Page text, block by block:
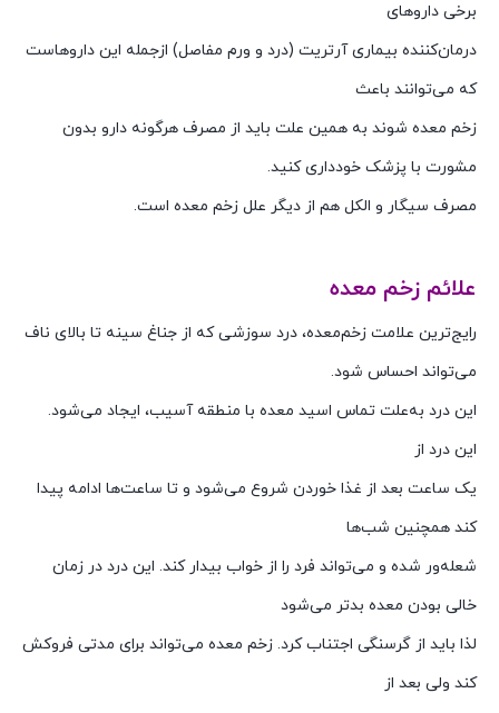
برخی داروهای
درمان‌کننده بیماری آرتریت (درد و ورم مفاصل) ازجمله این داروهاست
که می‌توانند باعث
زخم معده شوند به همین علت باید از مصرف هرگونه دارو بدون
مشورت با پزشک خودداری کنید.
مصرف سیگار و الکل هم از دیگر علل زخم معده است.
علائم زخم معده
رایج‌ترین علامت زخم‌معده، درد سوزشی که از جناغ سینه تا بالای ناف
می‌تواند احساس شود.
این درد به‌علت تماس اسید معده با منطقه آسیب، ایجاد می‌شود.
این درد از
یک ساعت بعد از غذا خوردن شروع می‌شود و تا ساعت‌ها ادامه پیدا
کند همچنین شب‌ها
شعله‌ور شده و می‌تواند فرد را از خواب بیدار کند. این درد در زمان
خالی بودن معده بدتر می‌شود
لذا باید از گرسنگی اجتناب کرد. زخم معده می‌تواند برای مدتی فروکش
کند ولی بعد از